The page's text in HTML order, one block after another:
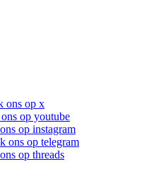
ons op x
op youtube
op instagram
ons op telegram
op threads